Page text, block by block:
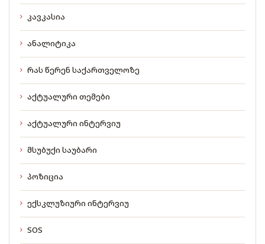
კავკასია
ანალიტიკა
რას წერენ საქართველოზე
აქტუალური თემები
აქტუალური ინტერვიუ
მსუბუქი საუბარი
პოზიცია
ექსკლუზიური ინტერვიუ
SOS